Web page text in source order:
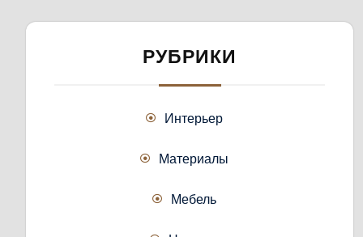
РУБРИКИ
Интерьер
Материалы
Мебель